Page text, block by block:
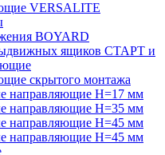
VERSALITE
BOYARD
ящиков СТАРТ и
скрытого монтажа
направляющие H=17 мм
направляющие H=35 мм
направляющие H=45 мм
направляющие H=45 мм